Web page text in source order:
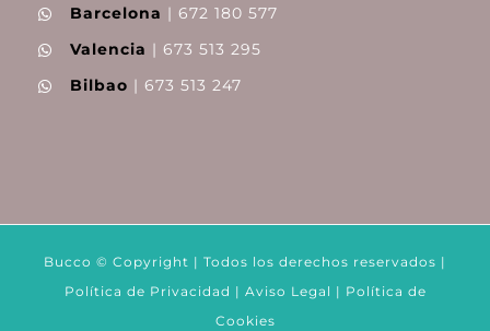
Barcelona | 672 180 577
Valencia | 673 513 295
Bilbao | 673 513 247
Bucco © Copyright | Todos los derechos reservados |
Política de Privacidad | Aviso Legal | Política de
Cookies